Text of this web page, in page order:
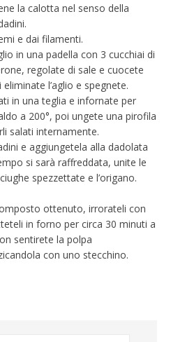
la calotta nel senso della
e dai filamenti.
in una padella con 3 cucchiai di
regolate di sale e cuocete
l’aglio e spegnete.
in una teglia e infornate per
a 200°, poi ungete una pirofila
salati internamente.
e aggiungetela alla dadolata
si sarà raffreddata, unite le
spezzettate e l’origano.
ottenuto, irrorateli con
in forno per circa 30 minuti a
sentirete la polpa
con uno stecchino.